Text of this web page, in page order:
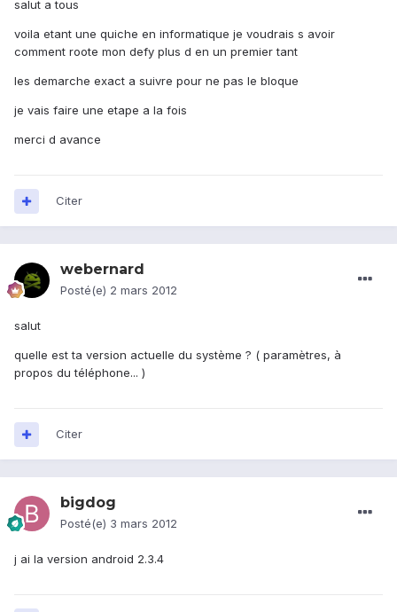
salut a tous
voila etant une quiche en informatique je voudrais s avoir
comment roote mon defy plus d en un premier tant
les demarche exact a suivre pour ne pas le bloque
je vais faire une etape a la fois
merci d avance
Citer
webernard
Posté(e) 2 mars 2012
salut
quelle est ta version actuelle du système ? ( paramètres, à
propos du téléphone... )
Citer
bigdog
Posté(e) 3 mars 2012
j ai la version android 2.3.4